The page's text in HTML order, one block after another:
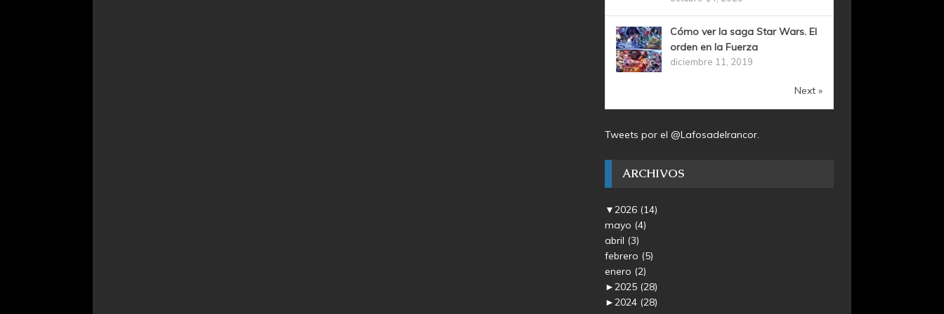
Cómo ver la saga Star Wars. El
orden en la Fuerza
diciembre 11, 2019
Next »
Tweets por el @Lafosadelrancor.
ARCHIVOS
▼2026 (14)
mayo (4)
abril (3)
febrero (5)
enero (2)
►2025 (28)
►2024 (28)